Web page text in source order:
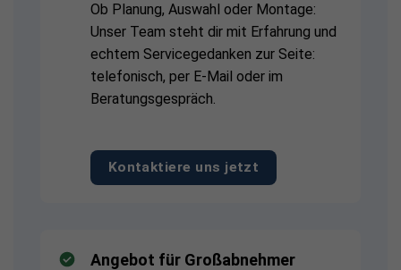
Ob Planung, Auswahl oder Montage:
Unser Team steht dir mit Erfahrung und
echtem Servicegedanken zur Seite:
telefonisch, per E-Mail oder im
Beratungsgespräch.
Kontaktiere uns jetzt
Angebot für Großabnehmer